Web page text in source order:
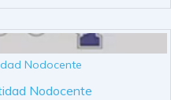
Nodocente